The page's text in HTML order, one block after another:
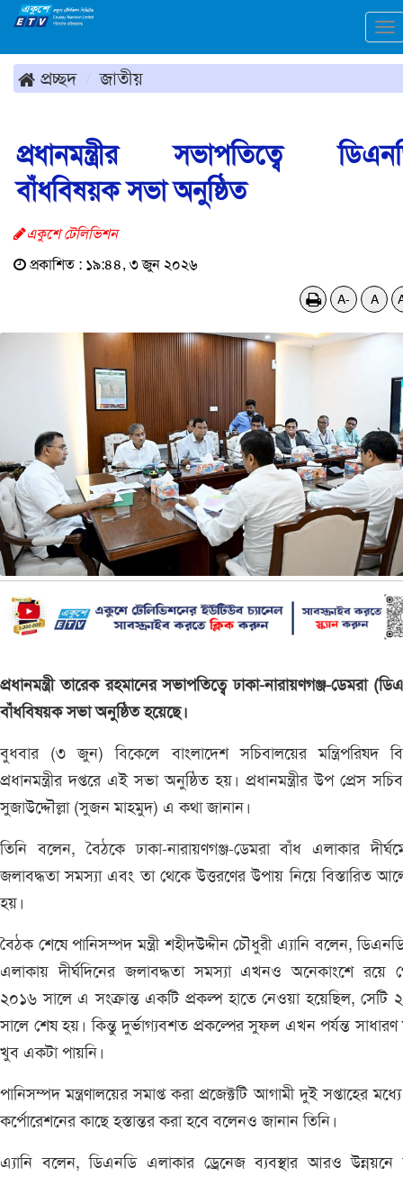
প্রচ্ছদ জাতীয়
প্রধানমন্ত্রীর সভাপতিত্বে
বাঁধবিষয়ক সভা অনুষ্ঠিত
একুশে টেলিভিশন
প্রকাশিত : ১৯:৪৪, ৩ জুন ২০২৬
A- A
প্রধানমন্ত্রী তারেক রহমানের সভাপতিত্বে ঢাকা-নারায়ণগঞ্জ-ডেমরা
বাঁধবিষয়ক সভা অনুষ্ঠিত হয়েছে।
বুধবার (৩ জুন) বিকেলে বাংলাদেশ সচিবালয়ের মন্ত্রিপরিষদ
প্রধানমন্ত্রীর দপ্তরে এই সভা অনুষ্ঠিত হয়। প্রধানমন্ত্রীর উপ প্রেস
সুজাউদ্দৌল্লা (সুজন মাহমুদ) এ কথা জানান।
তিনি বলেন, বৈঠকে ঢাকা-নারায়ণগঞ্জ-ডেমরা বাঁধ এলাকার
জলাবদ্ধতা সমস্যা এবং তা থেকে উত্তরণের উপায় নিয়ে বিস্তারিত
হয়।
বৈঠক শেষে পানিসম্পদ মন্ত্রী শহীদউদ্দীন চৌধুরী এ্যানি বলেন,
এলাকায় দীর্ঘদিনের জলাবদ্ধতা সমস্যা এখনও অনেকাংশে রয়ে
২০১৬ সালে এ সংক্রান্ত একটি প্রকল্প হাতে নেওয়া হয়েছিল, সেটি
সালে শেষ হয়। কিন্তু দুর্ভাগ্যবশত প্রকল্পের সুফল এখন পর্যন্ত সাধারণ
খুব একটা পায়নি।
পানিসম্পদ মন্ত্রণালয়ের সমাপ্ত করা প্রজেক্টটি আগামী দুই সপ্তাহের
কর্পোরেশনের কাছে হস্তান্তর করা হবে বলেনও জানান তিনি।
এ্যানি বলেন, ডিএনডি এলাকার ড্রেনেজ ব্যবস্থার আরও